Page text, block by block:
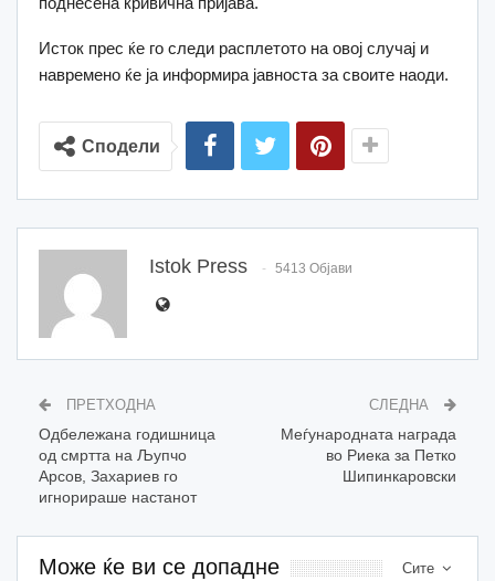
Исток прес ќе го следи расплетото на овој случај и
навремено ќе ја информира јавноста за своите наоди.
Сподели
Istok Press 5413 Објави
ПРЕТХОДНА
Одбележана годишница
од смртта на Љупчо
Арсов, Захариев го
игнорираше настанот
СЛЕДНА
Меѓународната награда
во Риека за Петко
Шипинкаровски
Сите
Може ќе ви се допадне